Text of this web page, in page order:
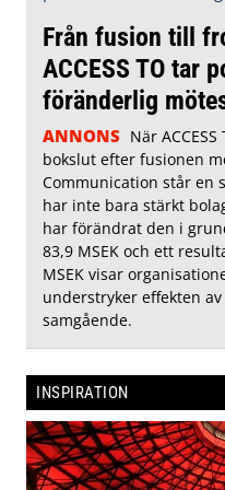
Från fusion till
ACCESS TO tar
föränderlig
ANNONS När
bokslut efter fusionen
Communication står en
har inte bara stärkt
har förändrat den i
83,9 MSEK och ett
MSEK visar
understryker effekten
samgående.
INSPIRATION